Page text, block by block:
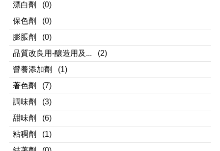
漂白劑
(0)
保色劑
(0)
膨脹劑
(0)
品質改良用-釀造用及...
(2)
營養添加劑
(1)
著色劑
(7)
調味劑
(3)
甜味劑
(6)
粘稠劑
(1)